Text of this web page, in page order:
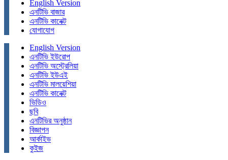
English Version
এনটিভি বাজার
এনটিভি কানেক্ট
যোগাযোগ
English Version
এনটিভি ইউরোপ
এনটিভি অস্ট্রেলিয়া
এনটিভি ইউএই
এনটিভি মালয়েশিয়া
এনটিভি কানেক্ট
ভিডিও
ছবি
এনটিভির অনুষ্ঠান
বিজ্ঞাপন
আর্কাইভ
কুইজ